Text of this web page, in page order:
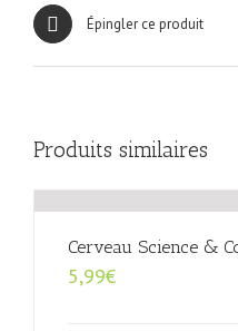
Épingler ce produit
Produits similaires
Cerveau Science &
5,99€